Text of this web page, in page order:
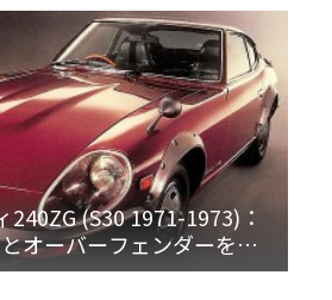
240ZG (S30 1971-1973)：
オーバーフェンダーを装